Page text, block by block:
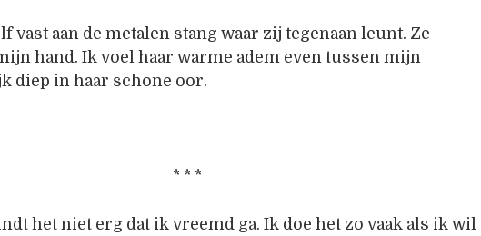
vast aan de metalen stang waar zij tegenaan leunt. Ze
hand. Ik voel haar warme adem even tussen mijn
diep in haar schone oor.
* * *
het niet erg dat ik vreemd ga. Ik doe het zo vaak als ik wil